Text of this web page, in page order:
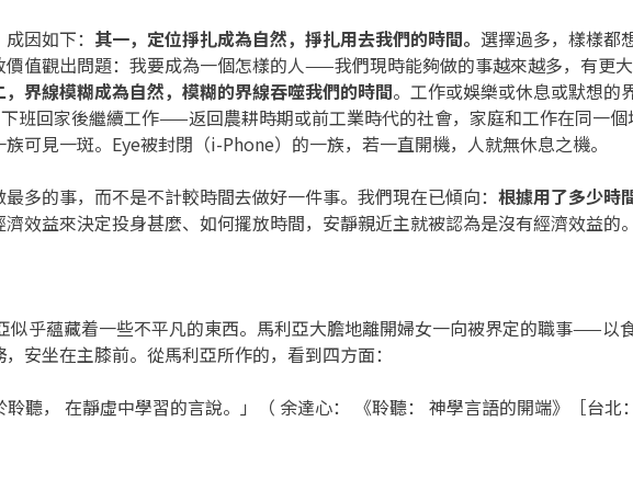
因如下： 其一，定位掙扎成為自然，掙扎用去我們的時間。 選擇過多，樣樣都
值觀出問題：我要成為一個怎樣的人——我們現時能夠做的事越來越多，有更
，界線模糊成為自然，模糊的界線吞噬我們的時間。工作或娛樂或休息或默想的
回家後繼續工作——返回農耕時期或前工業時代的社會，家庭和工作在同一個
可見一斑。Eye被封閉（i-Phone）的一族，若一直開機，人就無休息之機。
多的事，而不是不計較時間去做好一件事。我們現在已傾向：根據用了多少時
效益來決定投身甚麼、如何擺放時間，安靜親近主就被認為是沒有經濟效益的。
乎蘊藏着一些不平凡的東西。馬利亞大膽地離開婦女一向被界定的職事——以
安坐在主膝前。從馬利亞所作的，看到四方面：
聽， 在靜虛中學習的言說。」（ 余達心： 《聆聽： 神學言語的開端》［台北